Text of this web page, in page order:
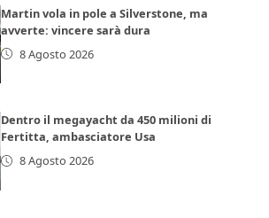
Martin vola in pole a Silverstone, ma
avverte: vincere sarà dura
8 Agosto 2026
Dentro il megayacht da 450 milioni di
Fertitta, ambasciatore Usa
8 Agosto 2026